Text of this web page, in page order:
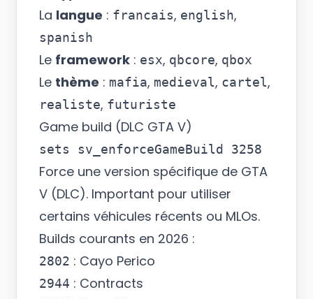
La langue : francais, english,
spanish
Le framework : esx, qbcore, qbox
Le thème : mafia, medieval, cartel,
realiste, futuriste
Game build (DLC GTA V)
Force une version spécifique de GTA
V (DLC). Important pour utiliser
certains véhicules récents ou MLOs.
Builds courants en 2026 :
2802 : Cayo Perico
2944 : Contracts